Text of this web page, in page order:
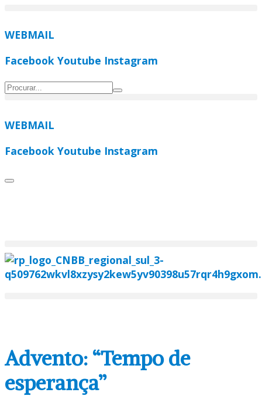
o
conteúdo
WEBMAIL
Facebook Youtube Instagram
WEBMAIL
Facebook Youtube Instagram
Advento: “Tempo de
esperança”